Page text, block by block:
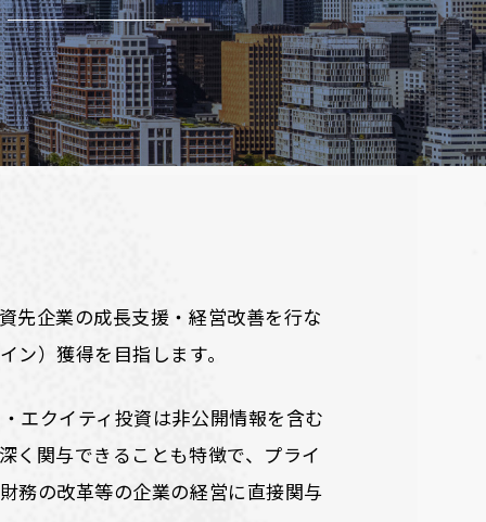
先企業の成長支援・経営改善を行な
）獲得を目指します。
エクイティ投資は非公開情報を含む
く関与できることも特徴で、プライ
務の改革等の企業の経営に直接関与